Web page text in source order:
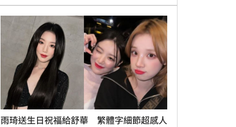
謝，也曝光自己7歲時的照片，不料網友卻搞笑
認錯人，一句「左一那個不是嗎？」釣出阿翰本
人親自回覆。宋亭誼報導
雨琦送生日祝福給舒華 繁體字細節超感人